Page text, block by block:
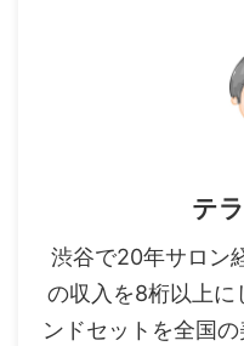
テ
渋谷で20年サロン
の収入を8桁以上に
ンドセットを全国